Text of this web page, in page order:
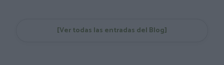
[Ver todas las entradas del Blog]